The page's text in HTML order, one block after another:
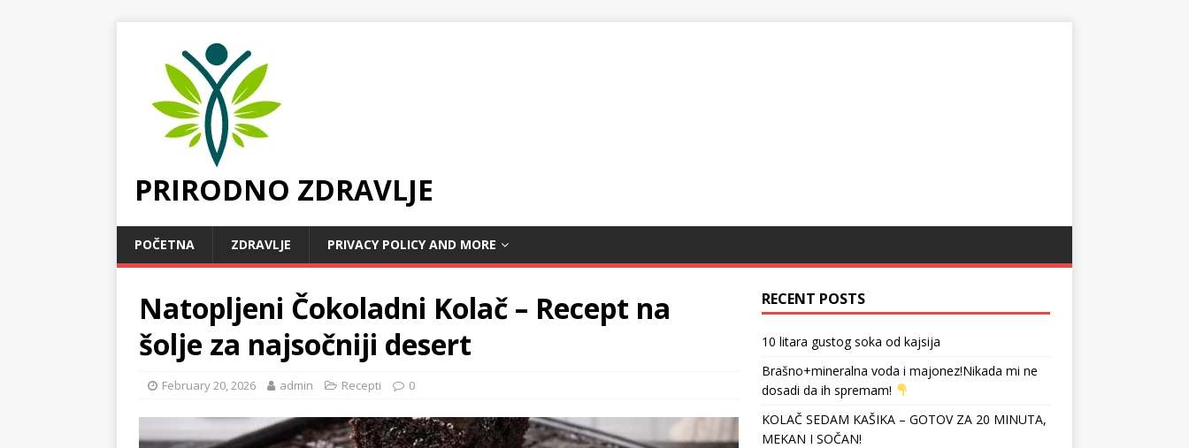
PRIRODNO ZDRAVLJE
POČETNA ZDRAVLJE PRIVACY POLICY AND MORE
Natopljeni Čokoladni Kolač – Recept na
šolje za najsočniji desert
February 20, 2026 admin Recepti 0
RECENT POSTS
10 litara gustog soka od kajsija
Brašno+mineralna voda i majonez!Nikada mi ne
dosadi da ih spremam!
KOLAČ SEDAM KAŠIKA – GOTOV ZA 20 MINUTA,
MEKAN I SOČAN!